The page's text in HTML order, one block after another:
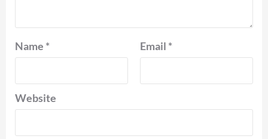
Name * Email *
Website